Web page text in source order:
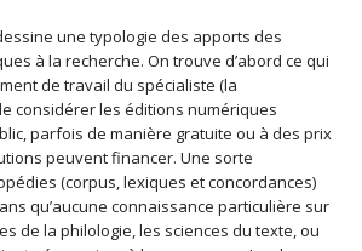
une typologie des apports des
à la recherche. On trouve d’abord ce qui
de travail du spécialiste (la
considérer les éditions numériques
parfois de manière gratuite ou à des prix
peuvent financer. Une sorte
(corpus, lexiques et concordances)
qu’aucune connaissance particulière sur
de la philologie, les sciences du texte, ou